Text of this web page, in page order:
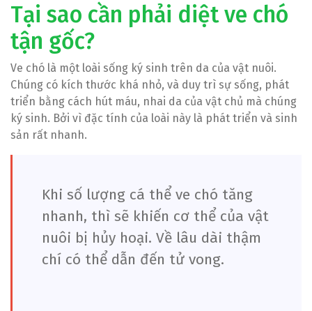
Tại sao cần phải diệt ve chó
tận gốc?
Ve chó là một loài sống ký sinh trên da của vật nuôi.
Chúng có kích thước khá nhỏ, và duy trì sự sống, phát
triển bằng cách hút máu, nhai da của vật chủ mà chúng
ký sinh. Bởi vì đặc tính của loài này là phát triển và sinh
sản rất nhanh.
Khi số lượng cá thể ve chó tăng
nhanh, thì sẽ khiến cơ thể của vật
nuôi bị hủy hoại. Về lâu dài thậm
chí có thể dẫn đến tử vong.